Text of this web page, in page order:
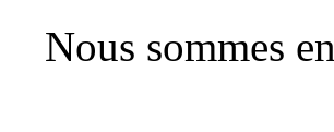
Nous sommes